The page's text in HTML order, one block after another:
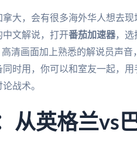
大，会有很多海外华人想去
文解说，打开番茄加速器，选
清画面加上熟悉的解说员声
时用，你可以和室友一起，
战术。
从英格兰vs